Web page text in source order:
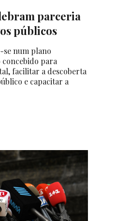
parceria
públicos
se num plano
para
facilitar a descoberta
e capacitar a